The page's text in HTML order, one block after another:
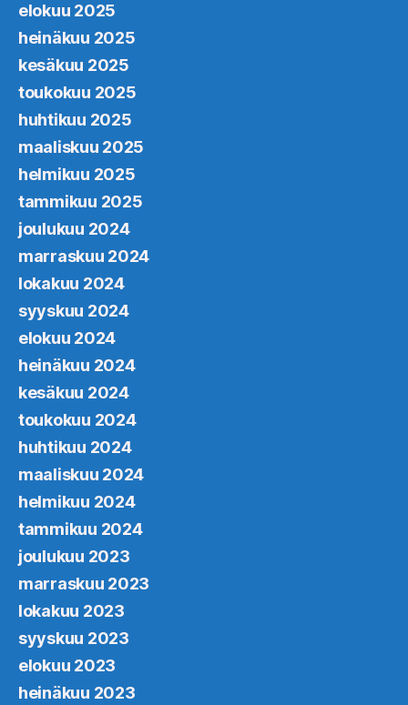
elokuu 2025
heinäkuu 2025
kesäkuu 2025
toukokuu 2025
huhtikuu 2025
maaliskuu 2025
helmikuu 2025
tammikuu 2025
joulukuu 2024
marraskuu 2024
lokakuu 2024
syyskuu 2024
elokuu 2024
heinäkuu 2024
kesäkuu 2024
toukokuu 2024
huhtikuu 2024
maaliskuu 2024
helmikuu 2024
tammikuu 2024
joulukuu 2023
marraskuu 2023
lokakuu 2023
syyskuu 2023
elokuu 2023
heinäkuu 2023